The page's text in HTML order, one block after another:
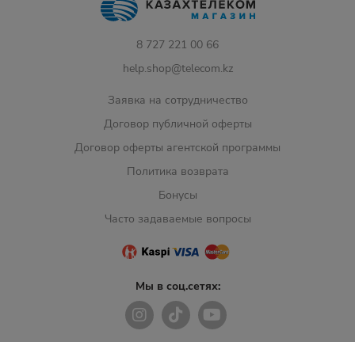
8 727 221 00 66
help.shop@telecom.kz
Заявка на сотрудничество
Договор публичной оферты
Договор оферты агентской программы
Политика возврата
Бонусы
Часто задаваемые вопросы
Мы в соц.сетях: